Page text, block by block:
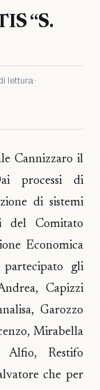
“S.
lettura·
Cannizzaro il
processi di
di sistemi
del Comitato
Economica
partecipato gli
Capizzi
Garozzo
Mirabella
Alfio, Restifo
che per